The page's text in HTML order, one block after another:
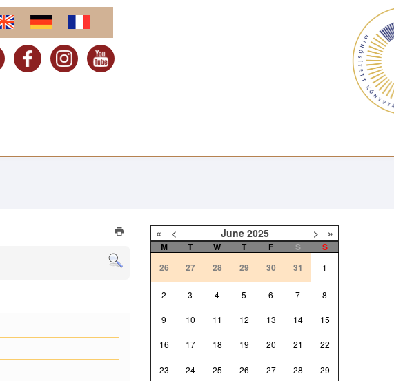
« < June 2025 > »
M T W T F S
S
26
27 28 29 30 31 1
2 3 4 5 6 7 8
9 10 11 12 13 14 15
16 17 18 19 20 21 22
23 24 25 26 27 28 29